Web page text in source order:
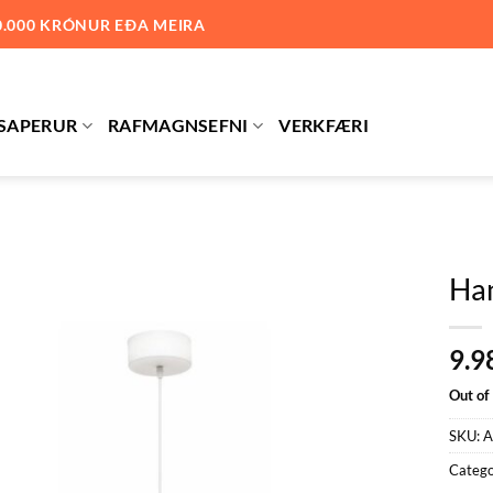
KRÓNUR EÐA MEIRA
RAFMAGNSEFNI VERKFÆRI
Out of
SKU: